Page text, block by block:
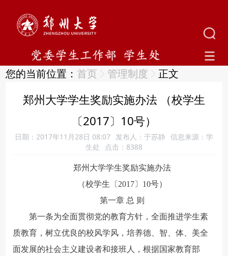
您的当前位置：首页 管理制度 正文
郑州大学学生奖励实施办法 （校学生
〔2017〕10号）
日期：2017年11月28日 08:07 发布人：于苏静 信息来源：学
生处
点击： 8388
郑州大学学生奖励实施办法
（校学生〔2017〕10号）
第一章 总 则
第一条为全面贯彻党的教育方针，全面推进学生素
质教育，树立优良的校风学风，培养德、智、体、美全
面发展的社会主义建设者和接班人，根据国家教育部